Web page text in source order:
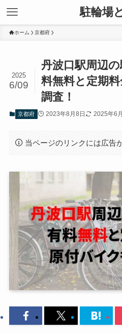
駐輪場
ホーム 京都府
丹波口駅周辺
料無料と定期
調査！
2025
6/09
京都府 2023年8月8日 2025年6
当ページのリンクには広告